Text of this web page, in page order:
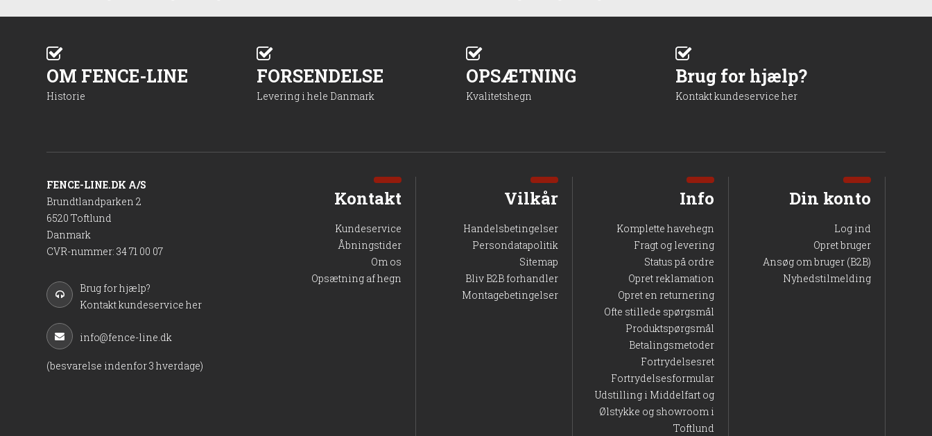
OM FENCE-LINE
Historie
FORSENDELSE
Levering i hele Danmark
OPSÆTNING
Kvalitetshegn
Brug for hjælp?
Kontakt kundeservice her
FENCE-LINE.DK A/S
Brundtlandparken 2
6520 Toftlund
Danmark
CVR-nummer: 34 71 00 07
Brug for hjælp?
Kontakt kundeservice her
info@fence-line.dk
(besvarelse indenfor 3 hverdage)
Kontakt
Kundeservice
Åbningstider
Om os
Opsætning af hegn
Vilkår
Handelsbetingelser
Persondatapolitik
Sitemap
Bliv B2B forhandler
Montagebetingelser
Info
Komplette havehegn
Fragt og levering
Status på ordre
Opret reklamation
Opret en returnering
Ofte stillede spørgsmål
Produktspørgsmål
Betalingsmetoder
Fortrydelsesret
Fortrydelsesformular
Udstilling i Middelfart og
Ølstykke og showroom i
Toftlund
Din konto
Log ind
Opret bruger
Ansøg om bruger (B2B)
Nyhedstilmelding